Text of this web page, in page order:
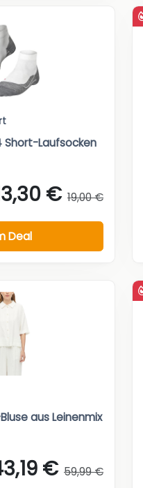
Short-Laufsocken
€ 19,00 €
Deal
aus Leinenmix
€ 59,99 €